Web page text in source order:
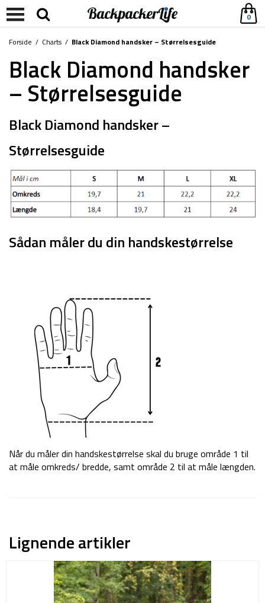
0
Forside / Charts / Black Diamond handsker – Størrelsesguide
Black Diamond handsker
– Størrelsesguide
Black Diamond handsker –
Størrelsesguide
Sådan måler du din handskestørrelse
Når du måler din handskestørrelse skal du bruge område 1 til
at måle omkreds/ bredde, samt område 2 til at måle længden.
Lignende artikler